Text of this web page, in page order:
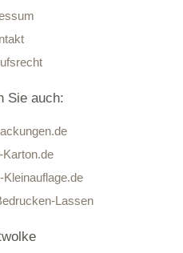
Sie auch:
Lassen